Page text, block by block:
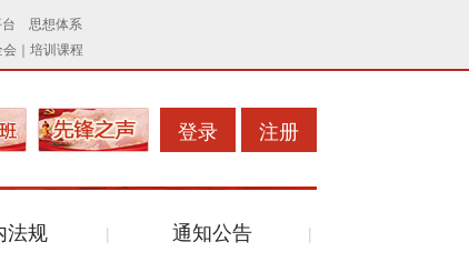
登录 注册
法规 通知公告